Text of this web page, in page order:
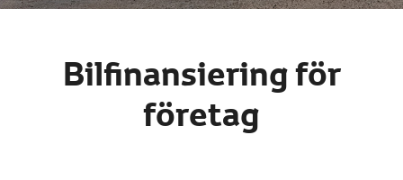
Bilfinansiering för
företag